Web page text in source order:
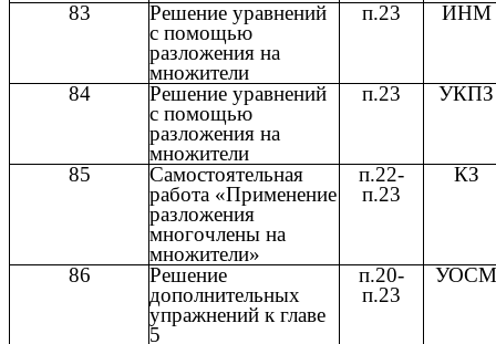
83
Решение уравнений
с помощью
разложения на
множители
п.23 ИНМ
84
Решение уравнений
с помощью
разложения на
множители
п.23 УКПЗ
85
Самостоятельная
работа «Применение
разложения
многочлены на
множители»
п.22-
п.23
КЗ
86
Решение
дополнительных
упражнений к главе
5
п.20-
п.23
УОСМ